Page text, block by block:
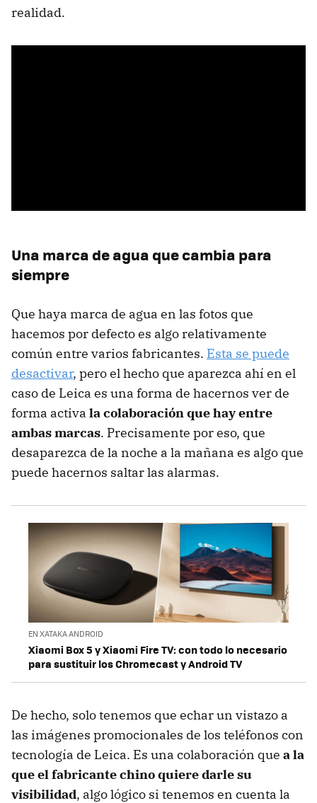
realidad.
Una marca de agua que cambia para
siempre
Que haya marca de agua en las fotos que
hacemos por defecto es algo relativamente
común entre varios fabricantes. Esta se puede
desactivar, pero el hecho que aparezca ahí en el
caso de Leica es una forma de hacernos ver de
forma activa la colaboración que hay entre
ambas marcas. Precisamente por eso, que
desaparezca de la noche a la mañana es algo que
puede hacernos saltar las alarmas.
EN XATAKA ANDROID
Xiaomi Box 5 y Xiaomi Fire TV: con todo lo necesario
para sustituir los Chromecast y Android TV
De hecho, solo tenemos que echar un vistazo a
las imágenes promocionales de los teléfonos con
tecnología de Leica. Es una colaboración que a la
que el fabricante chino quiere darle su
visibilidad, algo lógico si tenemos en cuenta la